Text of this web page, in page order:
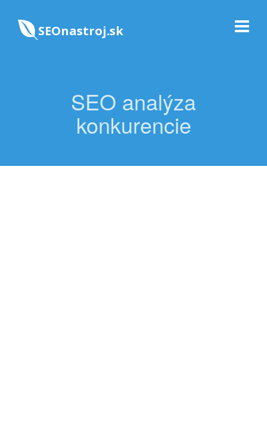
SEOnastroj.sk
SEO analýza
konkurencie